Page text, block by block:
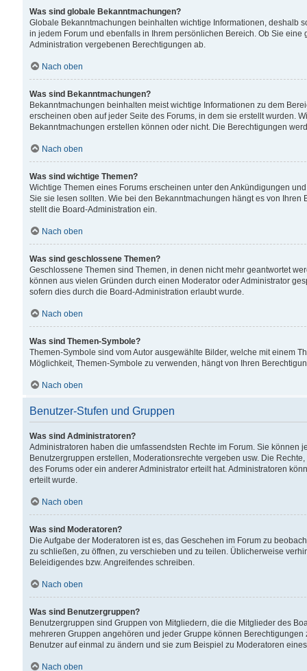
Was sind globale Bekanntmachungen?
Globale Bekanntmachungen beinhalten wichtige Informationen, deshalb
in jedem Forum und ebenfalls in Ihrem persönlichen Bereich. Ob Sie
Administration vergebenen Berechtigungen ab.
Nach oben
Was sind Bekanntmachungen?
Bekanntmachungen beinhalten meist wichtige Informationen zu dem
erscheinen oben auf jeder Seite des Forums, in dem sie erstellt wurden.
Bekanntmachungen erstellen können oder nicht. Die Berechtigungen
Nach oben
Was sind wichtige Themen?
Wichtige Themen eines Forums erscheinen unter den Ankündigungen
Sie sie lesen sollten. Wie bei den Bekanntmachungen hängt es von
stellt die Board-Administration ein.
Nach oben
Was sind geschlossene Themen?
Geschlossene Themen sind Themen, in denen nicht mehr geantwortet
können aus vielen Gründen durch einen Moderator oder Administrator
sofern dies durch die Board-Administration erlaubt wurde.
Nach oben
Was sind Themen-Symbole?
Themen-Symbole sind vom Autor ausgewählte Bilder, welche mit einem
Möglichkeit, Themen-Symbole zu verwenden, hängt von Ihren
Nach oben
Benutzer-Stufen und Gruppen
Was sind Administratoren?
Administratoren haben die umfassendsten Rechte im Forum. Sie können
Benutzergruppen erstellen, Moderationsrechte vergeben usw. Die
des Forums oder ein anderer Administrator erteilt hat. Administratoren
erteilt wurde.
Nach oben
Was sind Moderatoren?
Die Aufgabe der Moderatoren ist es, das Geschehen im Forum zu
zu schließen, zu öffnen, zu verschieben und zu teilen. Üblicherweise
Beleidigendes bzw. Angreifendes schreiben.
Nach oben
Was sind Benutzergruppen?
Benutzergruppen sind Gruppen von Mitgliedern, die die Mitglieder des
mehreren Gruppen angehören und jeder Gruppe können
Benutzer auf einmal zu ändern und sie zum Beispiel zu Moderatoren
Nach oben